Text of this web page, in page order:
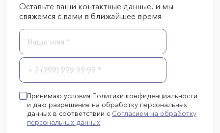
Оставьте ваши контактные данные, и мы
свяжемся с вами в ближайшее время
Принимаю условия Политики конфиденциальности
и даю разрешение на обработку персональных
данных в соответствии с Согласием на обработку
персональных данных.